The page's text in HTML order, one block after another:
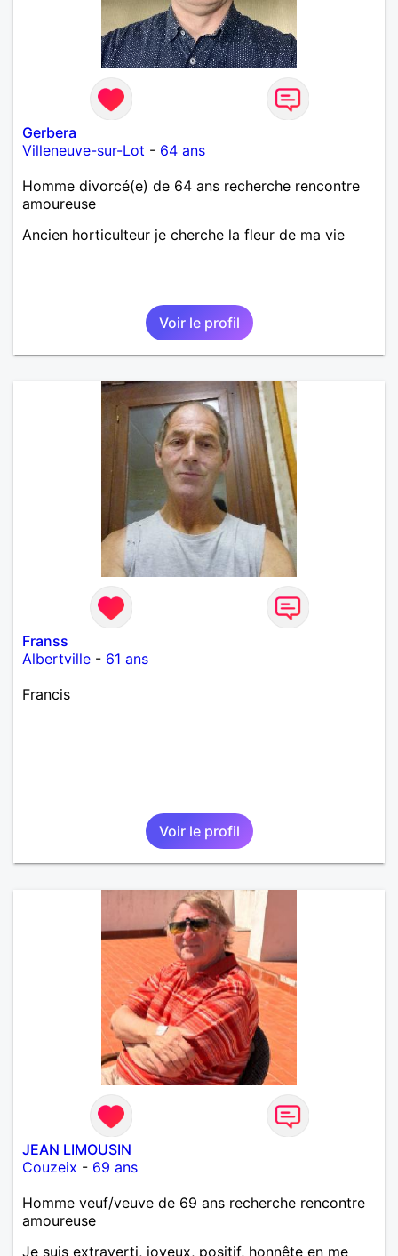
Gerbera
Villeneuve-sur-Lot - 64 ans
Homme divorcé(e) de 64 ans recherche rencontre
amoureuse
Ancien horticulteur je cherche la fleur de ma vie
Voir le profil
Franss
Albertville - 61 ans
Francis
Voir le profil
JEAN LIMOUSIN
Couzeix - 69 ans
Homme veuf/veuve de 69 ans recherche rencontre
amoureuse
Je suis extraverti, joyeux, positif, honnête en me